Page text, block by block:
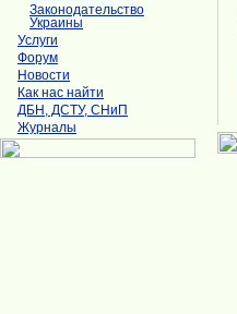
Законодательство
Украины
Услуги
Форум
Новости
Как нас найти
ДБН, ДСТУ, СНиП
Журналы